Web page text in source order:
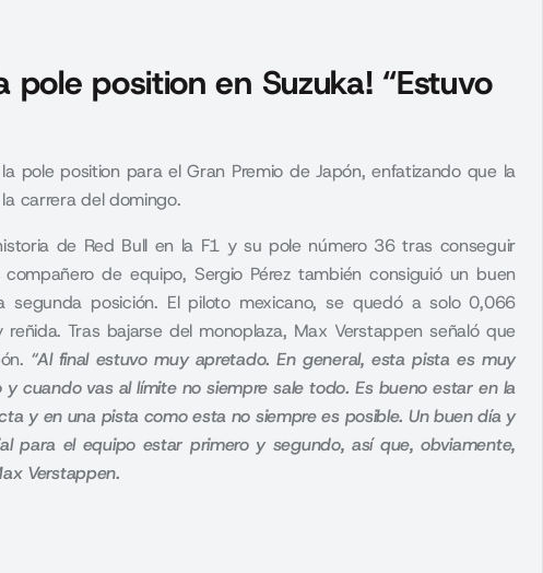
position en Suzuka! “Estuvo
pole position para el Gran Premio de Japón, enfatizando que la
carrera del domingo.
de Red Bull en la F1 y su pole número 36 tras conseguir
de equipo, Sergio Pérez también consiguió un buen
posición. El piloto mexicano, se quedó a solo 0,066
Tras bajarse del monoplaza, Max Verstappen señaló que
“Al final estuvo muy apretado. En general, esta pista es muy
cuando vas al límite no siempre sale todo. Es bueno estar en la
y en una pista como esta no siempre es posible. Un buen día y
para el equipo estar primero y segundo, así que, obviamente,
Verstappen.